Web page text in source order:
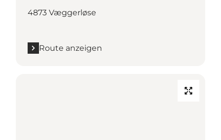
4873 Væggerløse
Route anzeigen